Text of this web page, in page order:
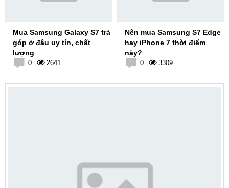
Mua Samsung Galaxy S7 trả
góp ở đâu uy tín, chất
lượng
0 2641
Nên mua Samsung S7 Edge
hay iPhone 7 thời điểm
này?
0 3309